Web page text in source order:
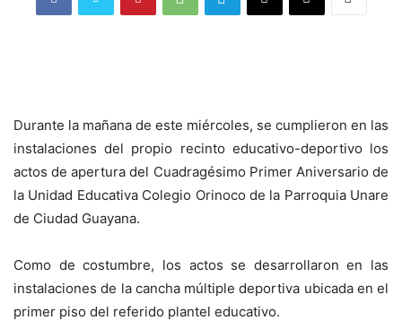
Durante la mañana de este miércoles, se cumplieron en las
instalaciones del propio recinto educativo-deportivo los
actos de apertura del Cuadragésimo Primer Aniversario de
la Unidad Educativa Colegio Orinoco de la Parroquia Unare
de Ciudad Guayana.
Como de costumbre, los actos se desarrollaron en las
instalaciones de la cancha múltiple deportiva ubicada en el
primer piso del referido plantel educativo.